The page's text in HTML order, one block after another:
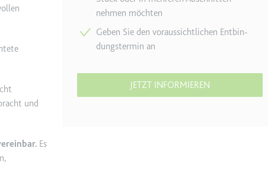
und den Werbebannern auf der Website - Dies dient
Website.
und
Es
nehmen möchten
Geben Sie den voraus­sichtlichen Entbin­
dungstermin an
JETZT INFORMIEREN